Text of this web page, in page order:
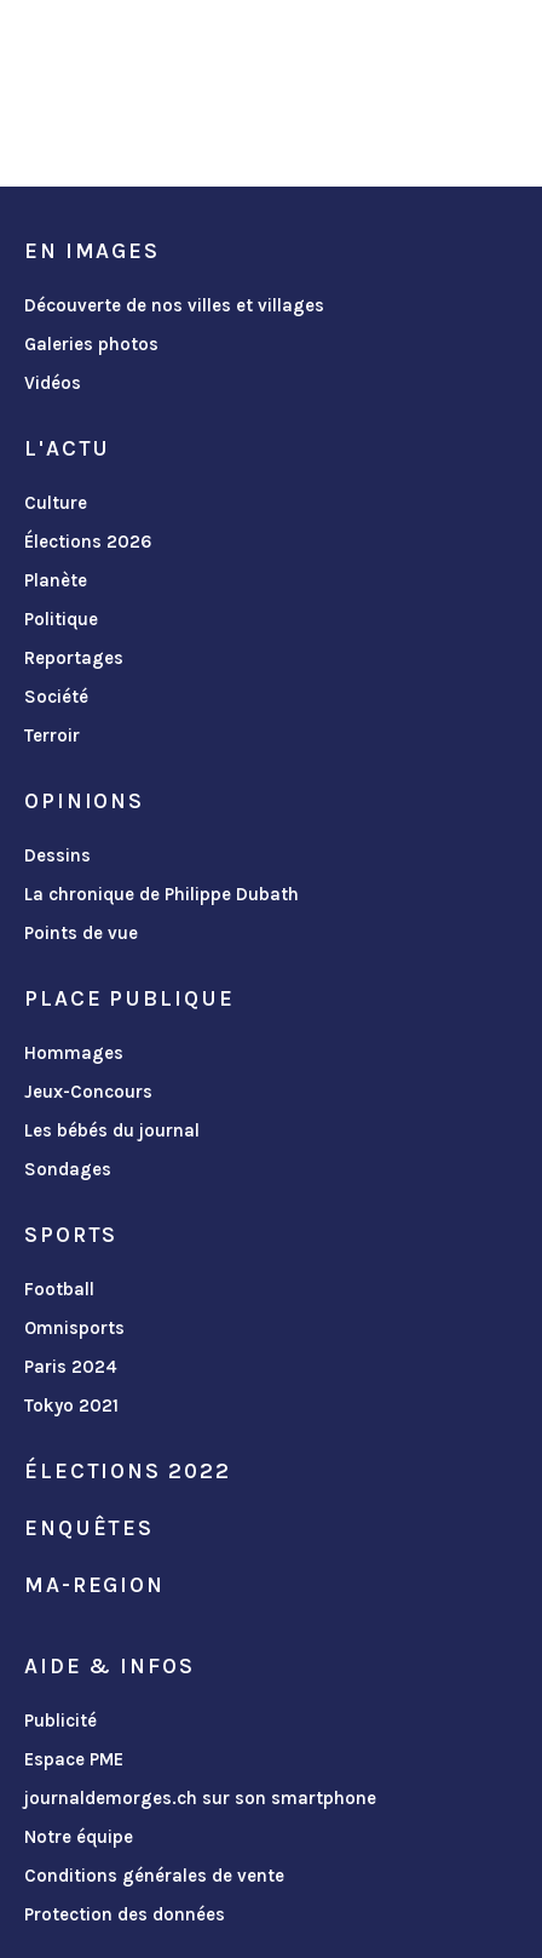
EN IMAGES
Découverte de nos villes et villages
Galeries photos
Vidéos
L'ACTU
Culture
Élections 2026
Planète
Politique
Reportages
Société
Terroir
OPINIONS
Dessins
La chronique de Philippe Dubath
Points de vue
PLACE PUBLIQUE
Hommages
Jeux-Concours
Les bébés du journal
Sondages
SPORTS
Football
Omnisports
Paris 2024
Tokyo 2021
ÉLECTIONS 2022
ENQUÊTES
MA-REGION
AIDE & INFOS
Publicité
Espace PME
journaldemorges.ch sur son smartphone
Notre équipe
Conditions générales de vente
Protection des données